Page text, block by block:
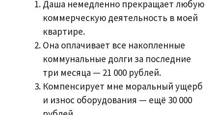
Даша немедленно прекращает любую
коммерческую деятельность в моей
квартире.
Она оплачивает все накопленные
коммунальные долги за последние
три месяца — 21 000 рублей.
Компенсирует мне моральный ущерб
и износ оборудования — ещё 30 000